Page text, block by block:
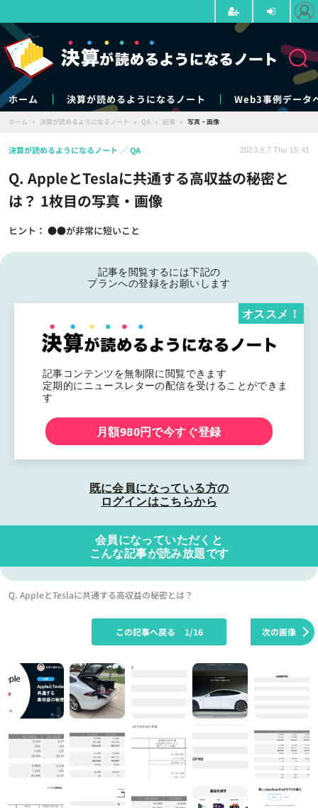
ホーム 決算が読めるようになるノート Web3事例データ
ホーム › 決算が読めるようになるノート › QA › 記事 › 写真・画像
Q. AppleとTeslaに共通する高収益の秘密と
は？ 1枚目の写真・画像
ヒント： ●●が非常に短いこと
決算が読めるようになるノート QA 2023.9.7 Thu 15:41
記事を閲覧するには下記の
プランへの登録をお願いします
記事コンテンツを無制限に閲覧できます
定期的にニュースレターの配信を受けることができま
す
オススメ！
月額980円で今すぐ登録
既に会員になっている方の
ログインはこちらから
会員になっていただくと
こんな記事が読み放題です
Q. AppleとTeslaに共通する高収益の秘密とは？
次の画像
この記事へ戻る 1/16